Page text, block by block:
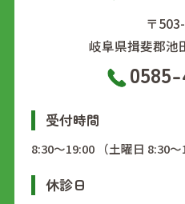
〒
岐阜県揖斐郡池
受付時間
8:30～19:00 （土曜日 8:30～
休診日